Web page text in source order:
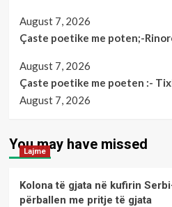
August 7, 2026
Çaste poetike me poten;-
August 7, 2026
Çaste poetike me poeten :-
August 7, 2026
You may have missed
Lajme
Kolona të gjata në kufirin
përballen me pritje të gjata